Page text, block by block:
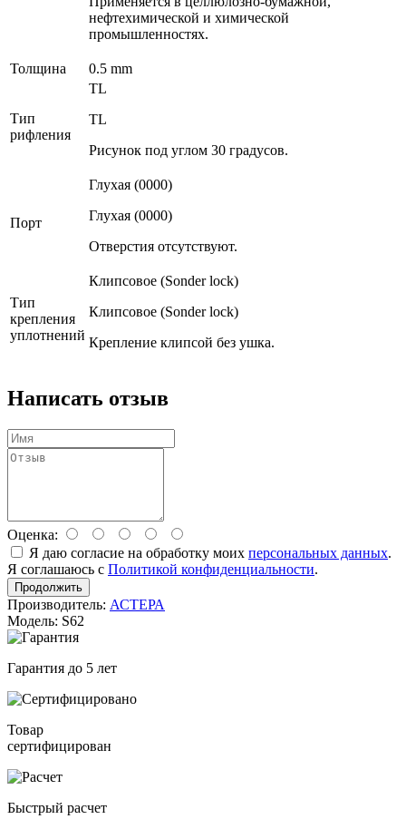
нефтехимической и химической
промышленностях.
Толщина 0.5 mm
Тип
рифления
TL
TL
Рисунок под углом 30 градусов.
Порт
Глухая (0000)
Глухая (0000)
Отверстия отсутствуют.
Тип
крепления
уплотнений
Клипсовое (Sonder lock)
Клипсовое (Sonder lock)
Крепление клипсой без ушка.
Написать отзыв
Оценка:
Я даю согласие на обработку моих персональных данных.
Я соглашаюсь с Политикой конфиденциальности.
Продолжить
Производитель: АСТЕРА
Модель: S62
Гарантия до 5 лет
Товар
сертифицирован
Быстрый расчет